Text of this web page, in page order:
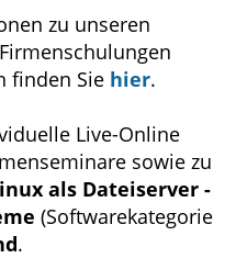
zu unseren
finden Sie hier.
Live-Online
sowie zu
als Dateiserver -
(Softwarekategorie
.